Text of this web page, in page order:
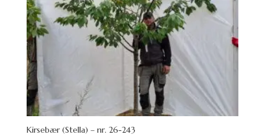
Kirsebær (Stella) – nr. 26-243